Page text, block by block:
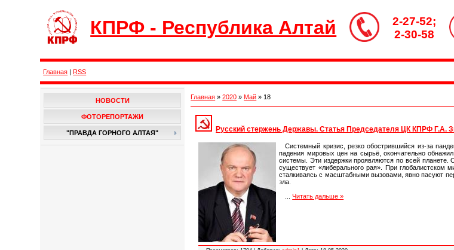
КПРФ - Республика Алтай
2-27-52;
2-30-58
Главная |RSS
НОВОСТИ
ФОТОРЕПОРТАЖИ
"ПРАВДА ГОРНОГО АЛТАЯ"
Главная »2020 » Май » 18
Русский стержень Державы. Статья Председателя ЦК КПРФ Г.А.
Системный кризис, резко обострившийся из-за
падения мировых цен на сырьё, окончательно обнажил
системы. Эти издержки проявляются по всей планете.
существует «либерального рая». При глобалистском
сталкиваясь с масштабными вызовами, явно пасуют
зла.
...Читать дальше »